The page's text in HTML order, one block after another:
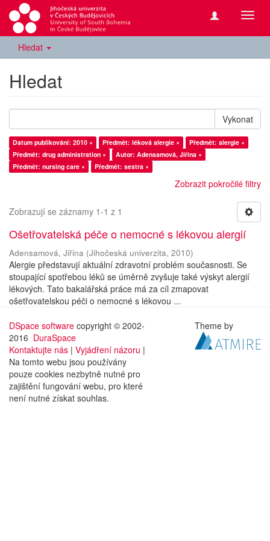
Hledat
Hledat
Vykonat
Datum publikování: 2010 × Předmět: léková alergie ×
Předmět: alergie ×
Předmět: drug administration ×
Autor: Adensamová, Jiřina ×
Předmět: nursing care ×
Předmět: sestra ×
Zobrazit pokročilé filtry
Zobrazují se záznamy 1-1 z 1
Ošetřovatelská péče o nemocné s lékovou alergií
Adensamová, Jiřina (Jihočeská univerzita, 2010)
Alergie představují aktuální zdravotní problém současnosti. Se
stoupající spotřebou léků se úměrně zvyšuje také výskyt alergií
lékových. Tato bakalářská práce má za cíl zmapovat
ošetřovatelskou péči o nemocné s lékovou ...
DSpace software copyright © 2002-
2016 DuraSpace
Kontaktujte nás | Vyjádření názoru |
Na tomto webu jsou používány
pouze cookies nezbytně nutné pro
zajištění fungování webu, pro které
není nutné získat souhlas.
Theme by